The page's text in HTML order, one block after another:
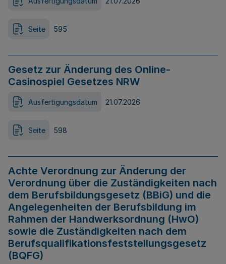
Seite 595
Gesetz zur Änderung des Online-
Casinospiel Gesetzes NRW
Ausfertigungsdatum 21.07.2026
Seite 598
Achte Verordnung zur Änderung der
Verordnung über die Zuständigkeiten nach
dem Berufsbildungsgesetz (BBiG) und die
Angelegenheiten der Berufsbildung im
Rahmen der Handwerksordnung (HwO)
sowie die Zuständigkeiten nach dem
Berufsqualifikationsfeststellungsgesetz
(BQFG)